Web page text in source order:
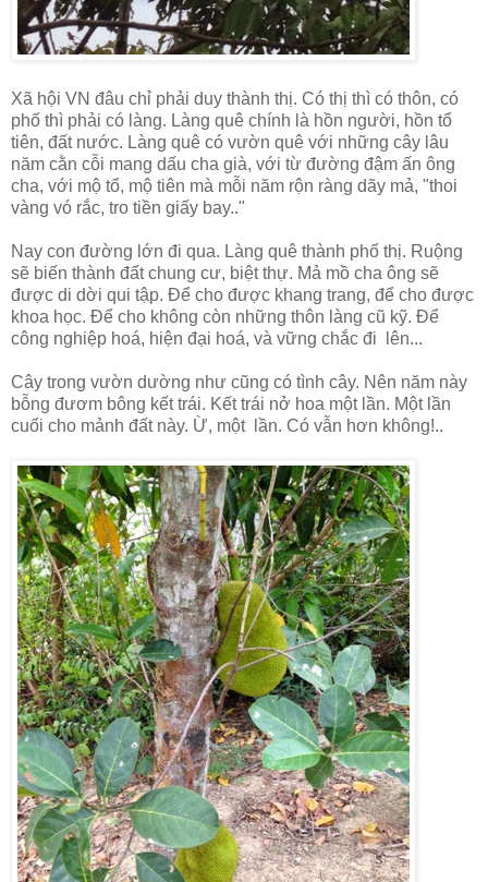
Xã hội VN đâu chỉ phải duy thành thị. Có thị thì có thôn, có
phố thì phải có làng. Làng quê chính là hồn người, hồn tổ
tiên, đất nước. Làng quê có vườn quê với những cây lâu
năm cằn cỗi mang dấu cha già, với từ đường đậm ấn ông
cha, với mộ tổ, mộ tiên mà mỗi năm rộn ràng dãy mả, "thoi
vàng vó rắc, tro tiền giấy bay.."
Nay con đường lớn đi qua. Làng quê thành phố thị. Ruộng
sẽ biến thành đất chung cư, biệt thự. Mả mồ cha ông sẽ
được di dời qui tập. Để cho được khang trang, để cho được
khoa học. Để cho không còn những thôn làng cũ kỹ. Để
công nghiệp hoá, hiện đại hoá, và vững chắc đi lên...
Cây trong vườn dường như cũng có tình cây. Nên năm này
bỗng đươm bông kết trái. Kết trái nở hoa một lần. Một lần
cuối cho mảnh đất này. Ừ, một lần. Có vẫn hơn không!..